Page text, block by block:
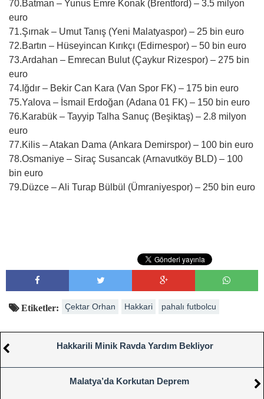
70.Batman – Yunus Emre Konak (Brentford) – 3.5 milyon
euro
71.Şırnak – Umut Tanış (Yeni Malatyaspor) – 25 bin euro
72.Bartın – Hüseyincan Kırıkçı (Edirnespor) – 50 bin euro
73.Ardahan – Emrecan Bulut (Çaykur Rizespor) – 275 bin
euro
74.Iğdır – Bekir Can Kara (Van Spor FK) – 175 bin euro
75.Yalova – İsmail Erdoğan (Adana 01 FK) – 150 bin euro
76.Karabük – Tayyip Talha Sanuç (Beşiktaş) – 2.8 milyon
euro
77.Kilis – Atakan Dama (Ankara Demirspor) – 100 bin euro
78.Osmaniye – Siraç Susancak (Arnavutköy BLD) – 100
bin euro
79.Düzce – Ali Turap Bülbül (Ümraniyespor) – 250 bin euro
Etiketler: Çektar Orhan Hakkari pahalı futbolcu
Hakkarili Minik Ravda Yardım Bekliyor
Malatya’da Korkutan Deprem